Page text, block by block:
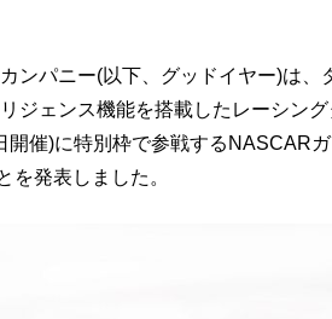
ンパニー(以下、グッドイヤー)は、
ジェンス機能を搭載したレーシン
催)に特別枠で参戦するNASCAR
を発表しました。